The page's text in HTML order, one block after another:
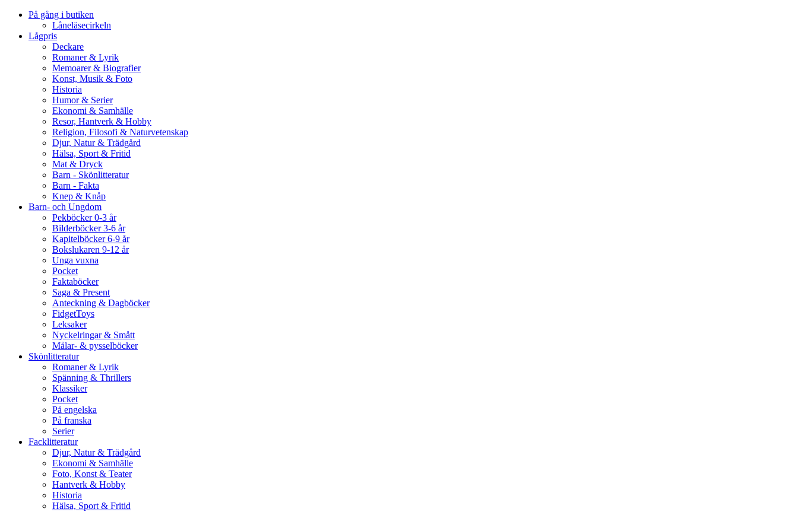
På gång i butiken
Låneläsecirkeln
Lågpris
Deckare
Romaner & Lyrik
Memoarer & Biografier
Konst, Musik & Foto
Historia
Humor & Serier
Ekonomi & Samhälle
Resor, Hantverk & Hobby
Religion, Filosofi & Naturvetenskap
Djur, Natur & Trädgård
Hälsa, Sport & Fritid
Mat & Dryck
Barn - Skönlitteratur
Barn - Fakta
Knep & Knåp
Barn- och Ungdom
Pekböcker 0-3 år
Bilderböcker 3-6 år
Kapitelböcker 6-9 år
Bokslukaren 9-12 år
Unga vuxna
Pocket
Faktaböcker
Saga & Present
Anteckning & Dagböcker
FidgetToys
Leksaker
Nyckelringar & Smått
Målar- & pysselböcker
Skönlitteratur
Romaner & Lyrik
Spänning & Thrillers
Klassiker
Pocket
På engelska
På franska
Serier
Facklitteratur
Djur, Natur & Trädgård
Ekonomi & Samhälle
Foto, Konst & Teater
Hantverk & Hobby
Historia
Hälsa, Sport & Fritid